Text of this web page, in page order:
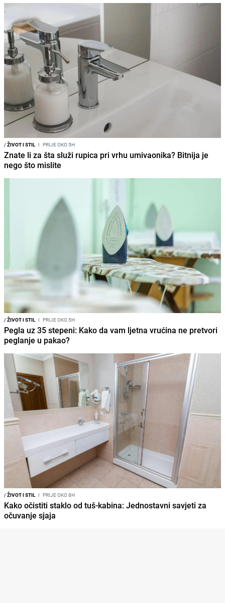
/ŽIVOT I STIL I PRIJE OKO 5H
Znate li za šta služi rupica pri vrhu umivaonika? Bitnija je
nego što mislite
/ŽIVOT I STIL I PRIJE OKO 5H
Pegla uz 35 stepeni: Kako da vam ljetna vrućina ne pretvori
peglanje u pakao?
/ŽIVOT I STIL I PRIJE OKO 8H
Kako očistiti staklo od tuš-kabina: Jednostavni savjeti za
očuvanje sjaja